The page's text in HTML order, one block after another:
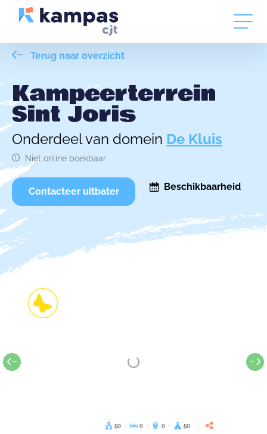
Terug naar overzicht
Kampeerterrein
Sint Joris
Onderdeel van domein De Kluis
Niet online boekbaar
Contacteer uitbater Beschikbaarheid
50 0 0 50